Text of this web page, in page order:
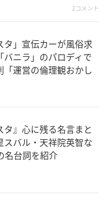
2コメント
タ」宣伝カーが風俗求
バニラ」のパロディで
「運営の倫理観おかし
タ』心に残る名言まと
スバル・天祥院英智な
名台詞を紹介